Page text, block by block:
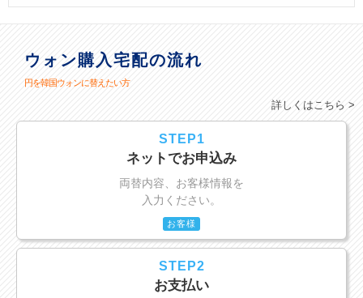
ウォン購入宅配の流れ
円を韓国ウォンに替えたい方
詳しくはこちら >
STEP1
ネットでお申込み
両替内容、お客様情報を
入力ください。
お客様
STEP2
お支払い